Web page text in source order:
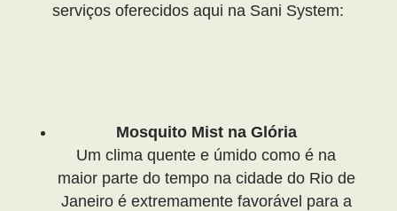
serviços oferecidos aqui na Sani System:
Mosquito Mist na Glória
Um clima quente e úmido como é na
maior parte do tempo na cidade do Rio de
Janeiro é extremamente favorável para a